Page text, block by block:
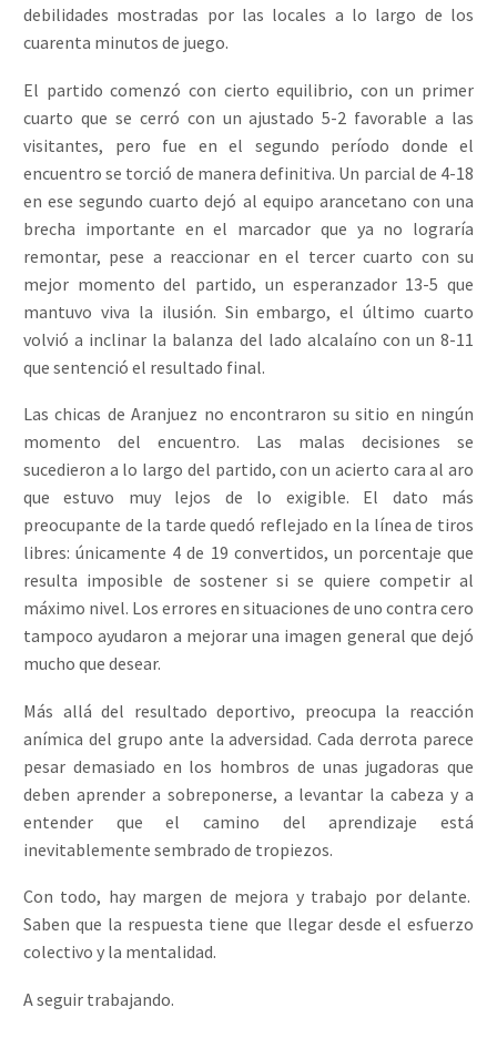
debilidades mostradas por las locales a lo largo de los
cuarenta minutos de juego.
El partido comenzó con cierto equilibrio, con un primer
cuarto que se cerró con un ajustado 5-2 favorable a las
visitantes, pero fue en el segundo período donde el
encuentro se torció de manera definitiva. Un parcial de 4-18
en ese segundo cuarto dejó al equipo arancetano con una
brecha importante en el marcador que ya no lograría
remontar, pese a reaccionar en el tercer cuarto con su
mejor momento del partido, un esperanzador 13-5 que
mantuvo viva la ilusión. Sin embargo, el último cuarto
volvió a inclinar la balanza del lado alcalaíno con un 8-11
que sentenció el resultado final.
Las chicas de Aranjuez no encontraron su sitio en ningún
momento del encuentro. Las malas decisiones se
sucedieron a lo largo del partido, con un acierto cara al aro
que estuvo muy lejos de lo exigible. El dato más
preocupante de la tarde quedó reflejado en la línea de tiros
libres: únicamente 4 de 19 convertidos, un porcentaje que
resulta imposible de sostener si se quiere competir al
máximo nivel. Los errores en situaciones de uno contra cero
tampoco ayudaron a mejorar una imagen general que dejó
mucho que desear.
Más allá del resultado deportivo, preocupa la reacción
anímica del grupo ante la adversidad. Cada derrota parece
pesar demasiado en los hombros de unas jugadoras que
deben aprender a sobreponerse, a levantar la cabeza y a
entender que el camino del aprendizaje está
inevitablemente sembrado de tropiezos.
Con todo, hay margen de mejora y trabajo por delante.
Saben que la respuesta tiene que llegar desde el esfuerzo
colectivo y la mentalidad.
A seguir trabajando.